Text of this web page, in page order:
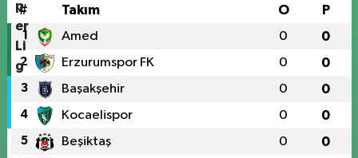
# Takım O P
1 Amed 0 0
2 Erzurumspor FK 0 0
3 Başakşehir 0 0
4 Kocaelispor 0 0
5 Beşiktaş 0 0